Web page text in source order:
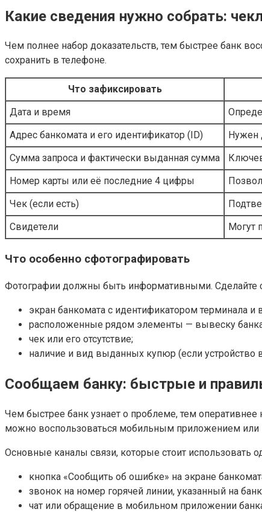
Какие сведения нужно собрать:
Чем полнее набор доказательств, тем быстрее банк
сохранить в телефоне.
Что зафиксировать
Дата и время
Адрес банкомата и его идентификатор (ID)
Нужен
Сумма запроса и фактически выданная сумма
Номер карты или её последние 4 цифры
Чек (если есть)
Свидетели
Могут
Что особенно сфотографировать
Фотографии должны быть информативными. Сделайте
экран банкомата с идентификатором терминала и
расположенные рядом элементы — вывеску
чек или его отсутствие;
наличие и вид выданных купюр (если устройство
Сообщаем банку: быстрые и
Чем быстрее банк узнает о проблеме, тем
можно воспользоваться мобильным приложением или
Основные каналы связи, которые стоит использовать
кнопка «Сообщить об ошибке» на экране
звонок на номер горячей линии, указанный на
чат или обращение в мобильном приложении